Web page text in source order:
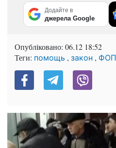
Додайте в
джерела Google
Опубліковано: 06.12 18:52
Теги: помощь , закон , ФОП